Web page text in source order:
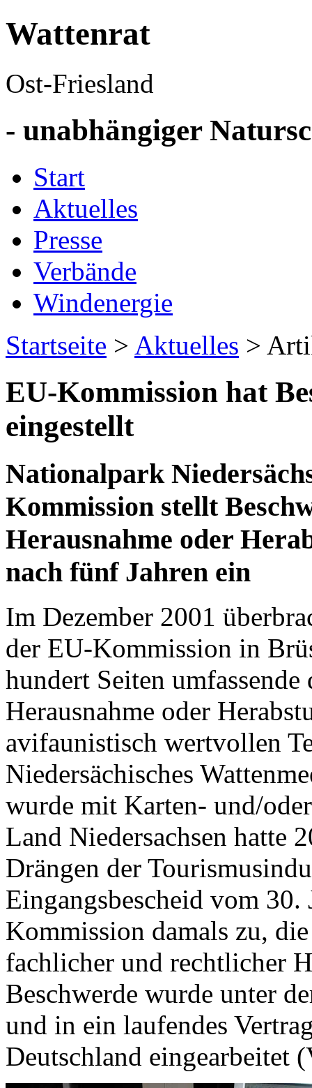
Wattenrat
Ost-Friesland
- unabhängiger
Start
Aktuelles
Presse
Verbände
Windenergie
Startseite > Aktuelles >
EU-Kommission hat
eingestellt
Nationalpark
Kommission stellt
Herausnahme oder
nach fünf Jahren ein
Im Dezember 2001
der EU-Kommission in
hundert Seiten
Herausnahme oder
avifaunistisch wertvollen
Niedersächisches
wurde mit Karten- und/
Land Niedersachsen hatte
Drängen der
Eingangsbescheid vom 30.
Kommission damals zu,
fachlicher und rechtlicher
Beschwerde wurde unter
und in ein laufendes
Deutschland eingearbeitet